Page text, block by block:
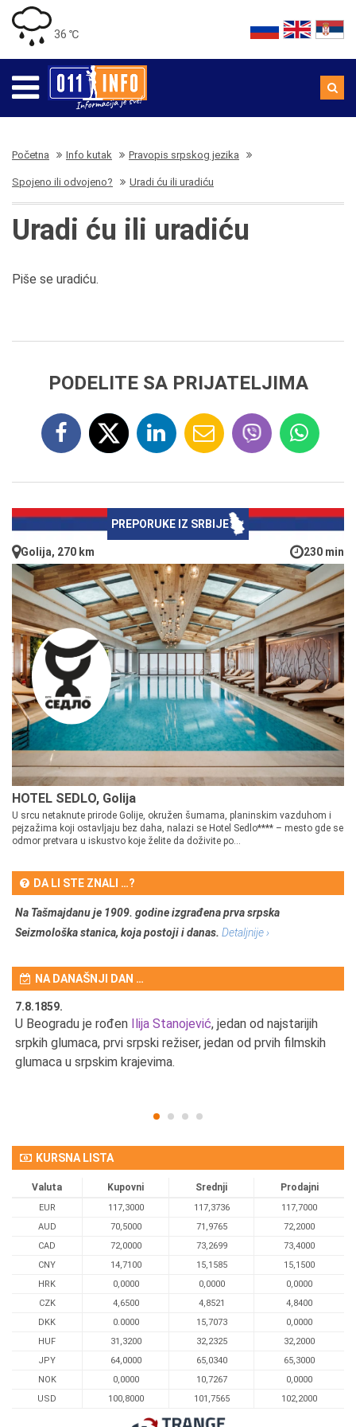
36 ℃
Početna Info kutak Pravopis srpskog jezika
Spojeno ili odvojeno? Uradi ću ili uradiću
Uradi ću ili uradiću
Piše se uradiću.
PODELITE SA PRIJATELJIMA
PREPORUKE IZ SRBIJE
Golija, 270 km 230 min
HOTEL SEDLO, Golija
U srcu netaknute prirode Golije, okružen šumama, planinskim vazduhom i
pejzažima koji ostavljaju bez daha, nalazi se Hotel Sedlo**** – mesto gde se
odmor pretvara u iskustvo koje želite da doživite po...
DA LI STE ZNALI …?
Na Tašmajdanu je 1909. godine izgrađena prva srpska
Seizmološka stanica, koja postoji i danas. Detaljnije ›
NA DANAŠNJI DAN …
7.8.1859.
U Beogradu je rođen Ilija Stanojević, jedan od najstarijih
srpkih glumaca, prvi srpski režiser, jedan od prvih filmskih
glumaca u srpskim krajevima.
KURSNA LISTA
Valuta Kupovni Srednji Prodajni
EUR 117,3000 117,3736
117,7000
AUD
70,5000 71,9765
72,2000
CAD
72,0000 73,2699
73,4000
CNY
14,7100 15,1585
15,1500
HRK
0,0000 0,0000
0,0000
CZK
4,6500 4,8521
4,8400
DKK
0.0000 15,7073
0,0000
HUF
31,3200 32,2325
32,2000
JPY
64,0000 65,0340
65,3000
NOK
0,0000 10,7267
0,0000
USD
100,8000 101,7565 102,2000